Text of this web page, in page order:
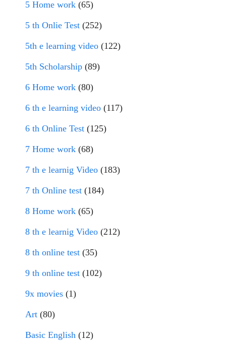
5 Home work (65)
5 th Onlie Test (252)
5th e learning video (122)
5th Scholarship (89)
6 Home work (80)
6 th e learning video (117)
6 th Online Test (125)
7 Home work (68)
7 th e learnig Video (183)
7 th Online test (184)
8 Home work (65)
8 th e learnig Video (212)
8 th online test (35)
9 th online test (102)
9x movies (1)
Art (80)
Basic English (12)